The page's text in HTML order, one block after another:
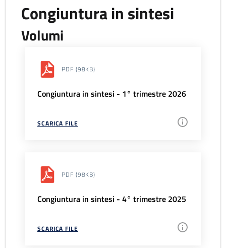
Congiuntura in sintesi
Volumi
PDF (98KB)
Congiuntura in sintesi - 1° trimestre 2026
SCARICA FILE
PDF (98KB)
Congiuntura in sintesi - 4° trimestre 2025
SCARICA FILE